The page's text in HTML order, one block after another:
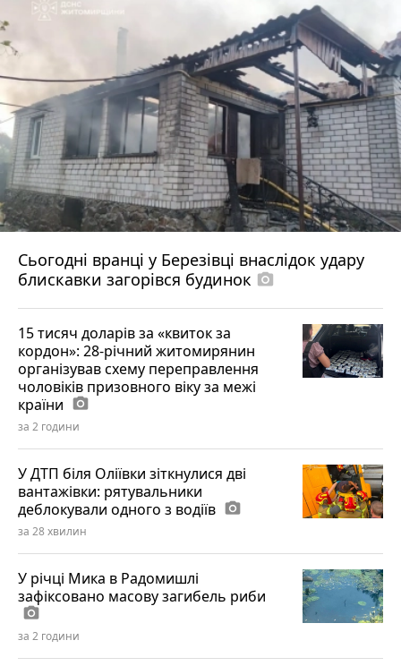
Сьогодні вранці у Березівці внаслідок удару
блискавки загорівся будинок photo_camera
15 тисяч доларів за «квиток за
кордон»: 28-річний житомирянин
організував схему переправлення
чоловіків призовного віку за межі
країни photo_camera
за 2 години
У ДТП біля Оліївки зіткнулися дві
вантажівки: рятувальники
деблокували одного з водіїв photo_camera
за 28 хвилин
У річці Мика в Радомишлі
зафіксовано масову загибель риби
photo_camera
за 2 години